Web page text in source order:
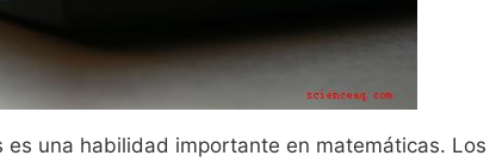
es una habilidad importante en matemáticas. Los